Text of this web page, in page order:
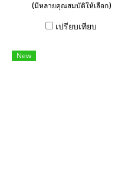
(มีหลายคุณสมบัติให้เลือก)
เปรียบเทียบ
New